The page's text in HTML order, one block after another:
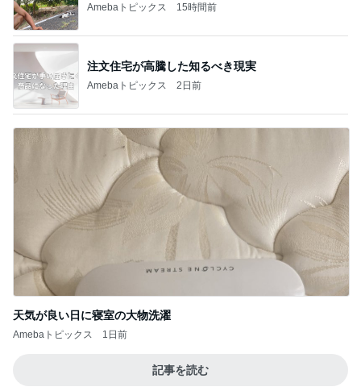
Amebaトピックス 15時間前
注文住宅が高騰した知るべき現実
Amebaトピックス 2日前
天気が良い日に寝室の大物洗濯
Amebaトピックス 1日前
記事を読む